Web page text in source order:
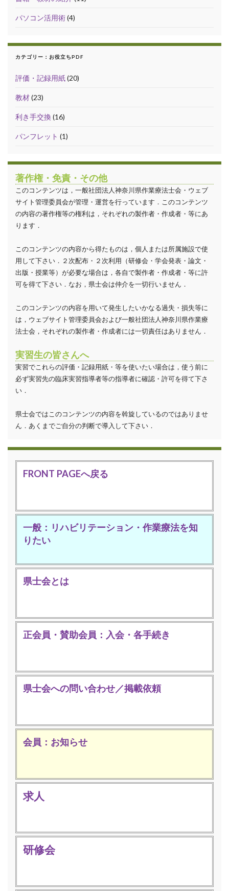
パソコン活用術(4)
カテゴリー：お役立ちPDF
評価・記録用紙(20)
教材(23)
利き手交換(16)
パンフレット (1)
著作権・免責・その他
このコンテンツは，一般社団法人神奈川県作業療法士会・ウェブ
サイト管理委員会が管理・運営を行っています．このコンテンツ
の内容の著作権等の権利は，それぞれの製作者・作成者・等にあ
ります．
このコンテンツの内容から得たものは，個人または所属施設で使
用して下さい．２次配布・２次利用（研修会・学会発表・論文・
出版・授業等）が必要な場合は，各自で製作者・作成者・等に許
可を得て下さい．なお，県士会は仲介を一切行いません．
このコンテンツの内容を用いて発生したいかなる過失・損失等に
は，ウェブサイト管理委員会および一般社団法人神奈川県作業療
法士会，それぞれの製作者・作成者には一切責任はありません．
実習生の皆さんへ
実習でこれらの評価・記録用紙・等を使いたい場合は，使う前に
必ず実習先の臨床実習指導者等の指導者に確認・許可を得て下さ
い．
県士会ではこのコンテンツの内容を斡旋しているのではありませ
ん．あくまでご自分の判断で導入して下さい．
FRONT PAGEへ戻る
一般：リハビリテーション・作業療法を知
りたい
県士会とは
正会員・賛助会員：入会・各手続き
県士会への問い合わせ／掲載依頼
会員：お知らせ
求人
研修会